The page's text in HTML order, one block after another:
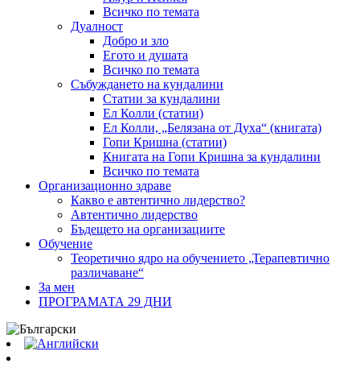
Всичко по темата
Дуалност
Добро и зло
Егото и душата
Всичко по темата
Събуждането на кундалини
Статии за кундалини
Ел Колли (статии)
Ел Колли, „Белязана от Духа“ (книгата)
Гопи Кришна (статии)
Книгата на Гопи Кришна за кундалини
Всичко по темата
Организационно здраве
Какво е автентично лидерство?
Автентично лидерство
Бъдещето на организациите
Обучение
Теоретично ядро на обучението „Терапевтично
различаване“
За мен
ПРОГРАМАТА 29 ДНИ